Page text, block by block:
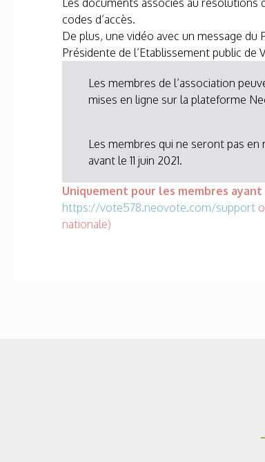
Les documents associés au résolutions
codes d’accès.
De plus, une vidéo avec un message
Présidente de l’Etablissement public de
Les membres de l’association
mises en ligne sur la plateforme
Les membres qui ne seront pas
avant le 11 juin 2021.
Uniquement pour les membres ayant
https://vote578.neovote.com/support
nationale)